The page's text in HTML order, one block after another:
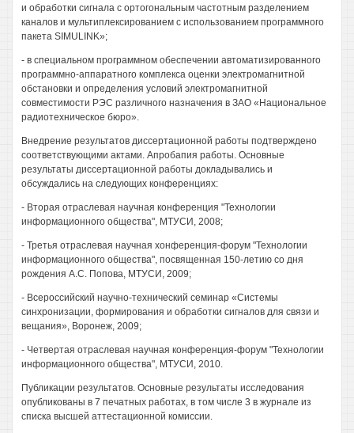
и обработки сигнала с ортогональным частотным разделением
каналов и мультиплексированием с использованием программного
пакета SIMULINK»;
- в специальном программном обеспечении автоматизированного
программно-аппаратного комплекса оценки электромагнитной
обстановки и определения условий электромагнитной
совместимости РЭС различного назначения в ЗАО «Национальное
радиотехническое бюро».
Внедрение результатов диссертационной работы подтверждено
соответствующими актами. Апробапия работы. Основные
результаты диссертационной работы докладывались и
обсуждались на следующих конференциях:
- Вторая отраслевая научная конференция "Технологии
информационного общества", МТУСИ, 2008;
- Третья отраслевая научная хонференция-форум "Технологии
информационного общества", посвященная 150-летию со дня
рождения A.C. Попова, МТУСИ, 2009;
- Всероссийский научно-технический семинар «Системы
синхронизации, формирования и обработки сигналов для связи и
вещания», Воронеж, 2009;
- Четвертая отраслевая научная конференция-форум "Технологии
информационного общества", МТУСИ, 2010.
Публикации результатов. Основные результаты исследования
опубликованы в 7 печатных работах, в том числе 3 в журнале из
списка высшей аттестационной комиссии.